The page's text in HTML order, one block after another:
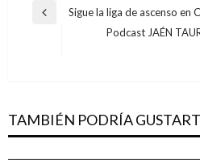
Navegación
Entrada
Sigue la liga de ascenso en
Podcast JAÉN
TAMBIÉN PODRÍA